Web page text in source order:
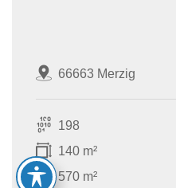
66663 Merzig
198
140 m²
570 m²